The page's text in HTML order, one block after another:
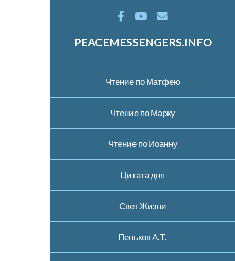
PEACEMESSENGERS.INFO
Чтение по Матфею
Чтение по Марку
Чтение по Иоанну
Цитата дня
Свет Жизни
Пеньков А.Т.